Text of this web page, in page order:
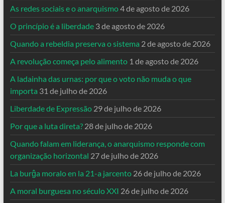
As redes sociais e o anarquismo4 de agosto de 2026
O princípio é a liberdade 3 de agosto de 2026
Quando a rebeldia preserva o sistema 2 de agosto de 2026
A revolução começa pelo alimento 1 de agosto de 2026
A ladainha das urnas: por que o voto não muda o que
importa 31 de julho de 2026
Liberdade de Expressão 29 de julho de 2026
Por que a luta direta? 28 de julho de 2026
Quando falam em liderança, o anarquismo responde com
organização horizontal 27 de julho de 2026
La burĝa moralo en la 21-a jarcento 26 de julho de 2026
A moral burguesa no século XXI 26 de julho de 2026